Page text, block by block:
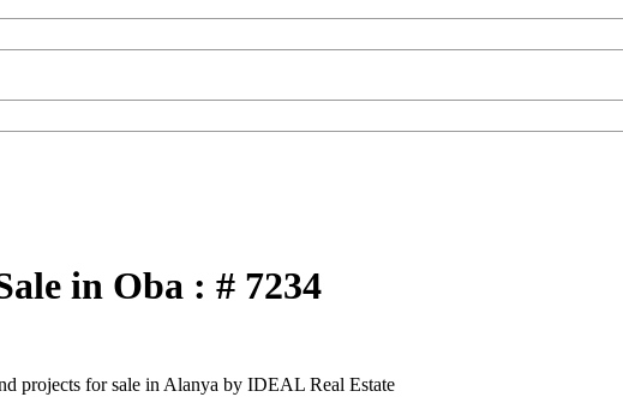
in Oba : # 7234
projects for sale in Alanya by IDEAL Real Estate